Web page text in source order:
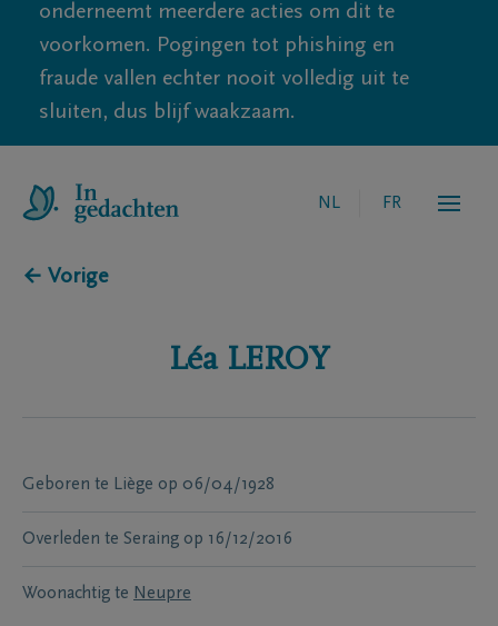
onderneemt meerdere acties om dit te
voorkomen. Pogingen tot phishing en
fraude vallen echter nooit volledig uit te
sluiten, dus blijf waakzaam.
NL FR
← Vorige
Léa LEROY
Geboren te Liège op 06/04/1928
Overleden te Seraing op 16/12/2016
Woonachtig te Neupre